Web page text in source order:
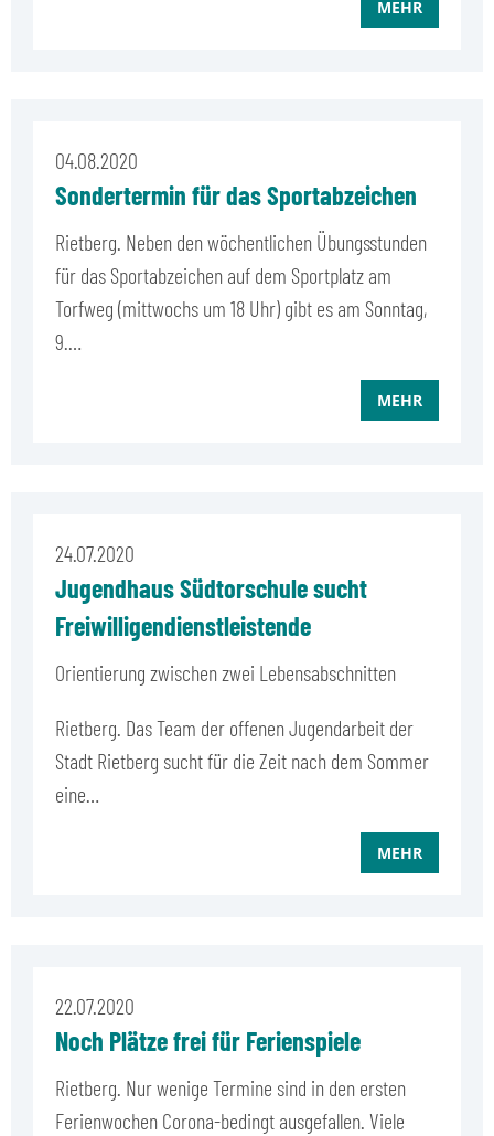
MEHR
04.08.2020
Sondertermin für das Sportabzeichen
Rietberg. Neben den wöchentlichen Übungsstunden
für das Sportabzeichen auf dem Sportplatz am
Torfweg (mittwochs um 18 Uhr) gibt es am Sonntag,
9.…
MEHR
24.07.2020
Jugendhaus Südtorschule sucht
Freiwilligendienstleistende
Orientierung zwischen zwei Lebensabschnitten
Rietberg. Das Team der offenen Jugendarbeit der
Stadt Rietberg sucht für die Zeit nach dem Sommer
eine…
MEHR
22.07.2020
Noch Plätze frei für Ferienspiele
Rietberg. Nur wenige Termine sind in den ersten
Ferienwochen Corona-bedingt ausgefallen. Viele